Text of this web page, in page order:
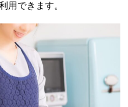
用できます。